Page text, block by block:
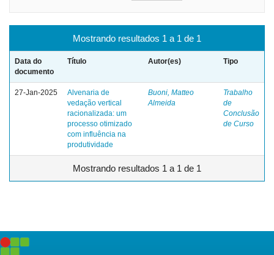
Mostrando resultados 1 a 1 de 1
Data do
documento
Título Autor(es) Tipo
27-Jan-2025
Alvenaria de
vedação vertical
racionalizada: um
processo otimizado
com influência na
produtividade
Buoni, Matteo
Almeida
Trabalho
de
Conclusão
de Curso
Mostrando resultados 1 a 1 de 1